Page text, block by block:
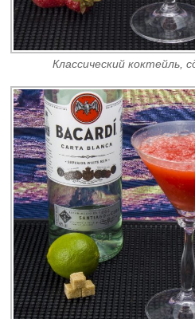
Классический коктейль,